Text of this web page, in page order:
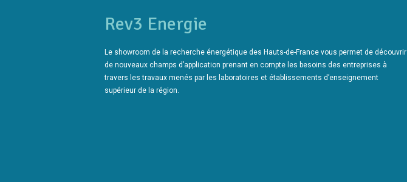
Rev3 Energie
Le showroom de la recherche énergétique des Hauts-de-France vous permet de découvrir
de nouveaux champs d’application prenant en compte les besoins des entreprises à
travers les travaux menés par les laboratoires et établissements d’enseignement
supérieur de la région.